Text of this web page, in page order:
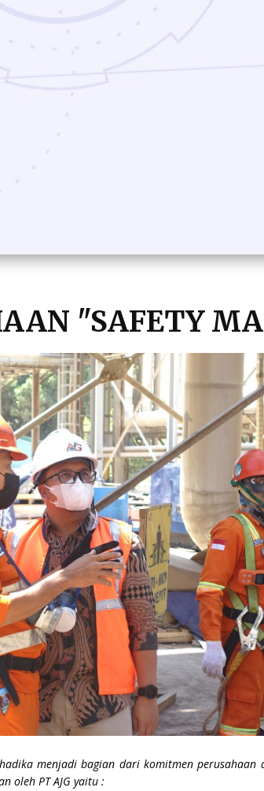
"SAFETY
menjadi bagian dari komitmen
oleh PT AJG yaitu :